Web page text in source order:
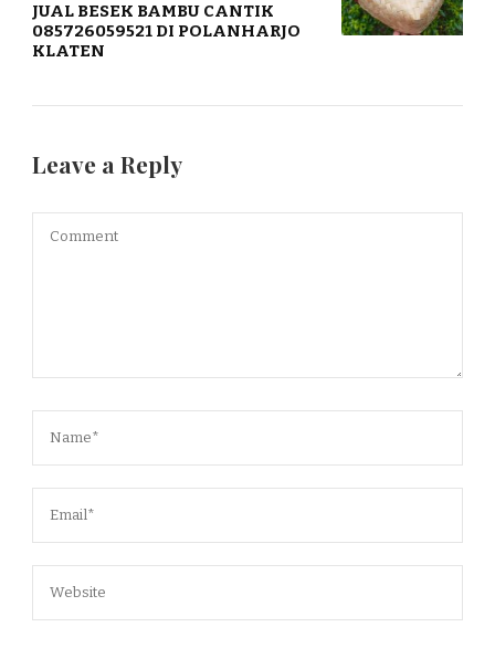
JUAL BESEK BAMBU CANTIK
085726059521 DI POLANHARJO
KLATEN
Leave a Reply